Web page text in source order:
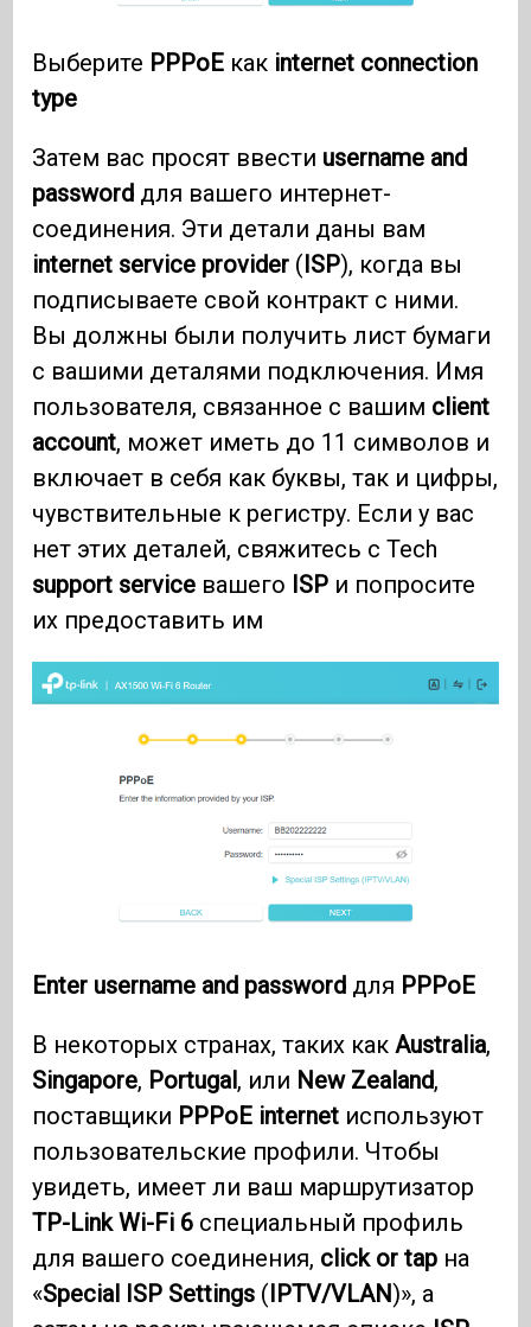
Выберите PPPoE как internet connection
type
Затем вас просят ввести username and
password для вашего интернет-
соединения. Эти детали даны вам
internet service provider ( ISP), когда вы
подписываете свой контракт с ними.
Вы должны были получить лист бумаги
с вашими деталями подключения. Имя
пользователя, связанное с вашим client
account, может иметь до 11 символов и
включает в себя как буквы, так и цифры,
чувствительные к регистру. Если у вас
нет этих деталей, свяжитесь с Tech
support service вашего ISP и попросите
их предоставить им
Enter username and password для PPPoE
В некоторых странах, таких какAustralia,
Singapore, Portugal, или New Zealand,
поставщики PPPoE internet используют
пользовательские профили. Чтобы
увидеть, имеет ли ваш маршрутизатор
TP-Link Wi-Fi 6 специальный профиль
для вашего соединения, click or tap на
«Special ISP Settings (IPTV/VLAN)», а